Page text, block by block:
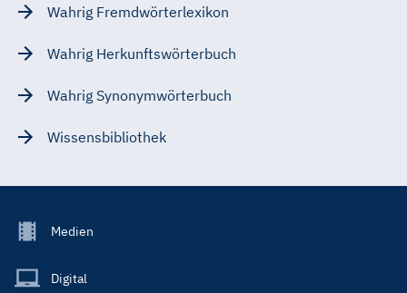
Wahrig Fremdwörterlexikon
Wahrig Herkunftswörterbuch
Wahrig Synonymwörterbuch
Wissensbibliothek
Footer
Main
Medien
Digital